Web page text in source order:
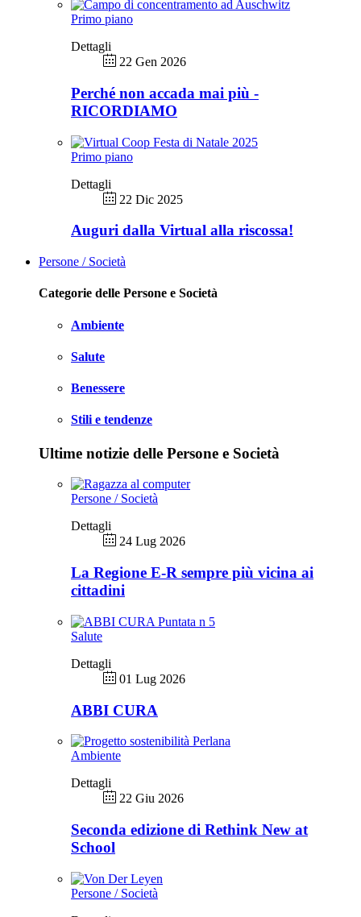
Primo piano
Dettagli
22 Gen 2026
Perché non accada mai più -
RICORDIAMO
Primo piano
Dettagli
22 Dic 2025
Auguri dalla Virtual alla riscossa!
Persone / Società
Categorie delle Persone e Società
Ambiente
Salute
Benessere
Stili e tendenze
Ultime notizie delle Persone e Società
Persone / Società
Dettagli
24 Lug 2026
La Regione E-R sempre più vicina ai
cittadini
Salute
Dettagli
01 Lug 2026
ABBI CURA
Ambiente
Dettagli
22 Giu 2026
Seconda edizione di Rethink New at
School
Persone / Società